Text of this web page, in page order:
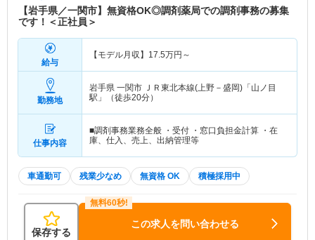
【岩手県／一関市】無資格OK◎調剤薬局での調剤事務の募集
です！＜正社員＞
給与
【モデル月収】 17.5万円～
勤務地
岩手県 一関市 ＪＲ東北本線(上野－盛岡)「山ノ目
駅」（徒歩20分）
仕事内容
■調剤事務業務全般 ・受付 ・窓口負担金計算 ・在
庫、仕入、売上、出納管理等
車通勤可 残業少なめ 無資格 OK 積極採用中
保存する
この求人を問い合わせる